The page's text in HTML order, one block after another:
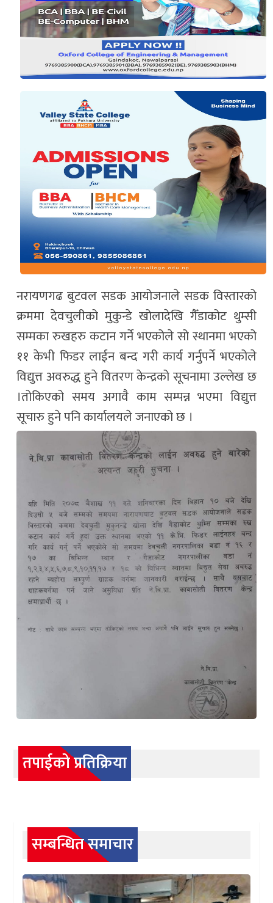
नरायणगढ बुटवल सडक आयोजनाले सडक विस्तारको
क्रममा देवचुलीको मुकुन्डे खोलादेखि गैँडाकोट थुम्सी
सम्मका रुखहरु कटान गर्ने भएकोले सो स्थानमा भएको
११ केभी फिडर लाईन बन्द गरी कार्य गर्नुपर्ने भएकोले
विद्युत्त अवरुद्ध हुने वितरण केन्द्रको सूचनामा उल्लेख छ
।तोकिएको समय अगावै काम सम्पन्न भएमा विद्युत्त
सूचारु हुने पनि कार्यालयले जनाएको छ ।
तपाईको प्रतिक्रिया
सम्बन्धित समाचार